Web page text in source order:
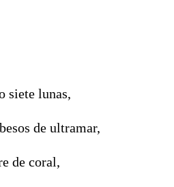
siete lunas,
de ultramar,
de coral,